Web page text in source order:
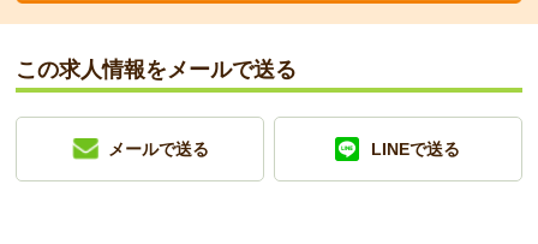
この求人情報をメールで送る
メールで送る LINEで送る